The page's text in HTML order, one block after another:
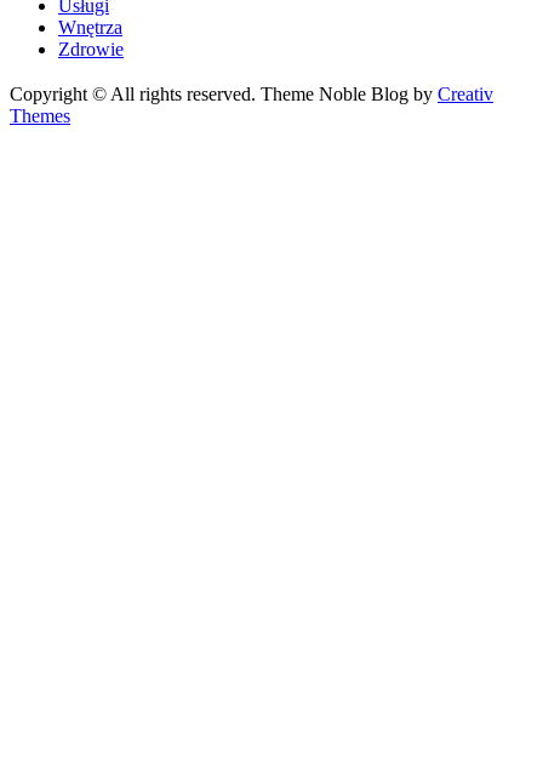
Usługi
Wnętrza
Zdrowie
Copyright © All rights reserved. Theme Noble Blog by Creativ
Themes